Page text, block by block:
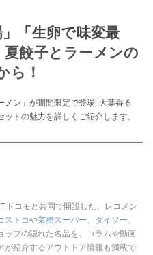
」「生卵で味変最
餃子とラーメンの
ら！
ン」が期間限定で登場! 大葉香る
ットの魅力を詳しくご紹介します。
ドコモと共同で開設した、レコメン
ストコや業務スーパー ダイソー
ップの隠れた名品を、コラムや動画
が紹介するアウトドア情報も満載で